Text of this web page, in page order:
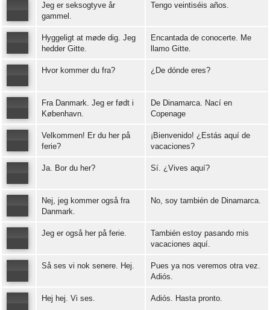
Error loading: "https://www.idiomaspc.com/curso-aprender-danes-basico/audio/3005.mp3"
Jeg er seksogtyve år
gammel.
Tengo veintiséis años.
Hyggeligt at møde dig. Jeg
hedder Gitte.
Encantada de conocerte. Me
llamo Gitte.
Hvor kommer du fra? ¿De dónde eres?
Error loading: "https://www.idiomaspc.com/curso-aprender-danes-basico/audio/3008.mp3"
Fra Danmark. Jeg er født i
København.
De Dinamarca. Nací en
Copenage
Velkommen! Er du her på
ferie?
¡Bienvenido! ¿Estás aquí de
vacaciones?
Error loading: "https://www.idiomaspc.com/curso-aprender-danes-basico/audio/3010.mp3"
Ja. Bor du her? Sí. ¿Vives aquí?
Nej, jeg kommer også fra
Danmark.
No, soy también de Dinamarca.
Error loading: "https://www.idiomaspc.com/curso-aprender-danes-basico/audio/3012.mp3"
Jeg er også her på ferie.
También estoy pasando mis
vacaciones aquí.
Så ses vi nok senere. Hej.
Pues ya nos veremos otra vez.
Adiós.
Hej hej. Vi ses. Adiós. Hasta pronto.